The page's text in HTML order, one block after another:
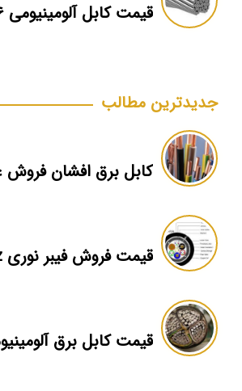
جدیدترین مطالب
کابل برق افشان فروش
قیمت فروش فیبر نوری nz ایران
قیمت کابل برق